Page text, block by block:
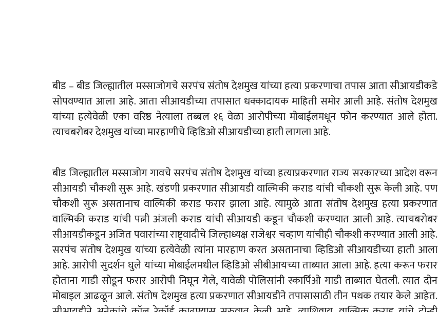
बीड – बीड जिल्ह्यातील मस्साजोगचे सरपंच संतोष देशमुख यांच्या हत्या प्रकरणाचा तपास आता सीआयडीकडे
सोपवण्यात आला आहे. आता सीआयडीच्या तपासात धक्कादायक माहिती समोर आली आहे. संतोष देशमुख
यांच्या हत्येवेळी एका वरिष्ठ नेत्याला तब्बल १६ वेळा आरोपीच्या मोबाईलमधून फोन करण्यात आले होता.
त्याचबरोबर देशमुख यांच्या मारहाणीचे व्हिडिओ सीआयडीच्या हाती लागला आहे.
बीड जिल्ह्यातील मस्साजोग गावचे सरपंच संतोष देशमुख यांच्या हत्याप्रकरणात राज्य सरकारच्या आदेश वरून
सीआयडी चौकशी सुरू आहे. खंडणी प्रकरणात सीआयडी वाल्मिकी कराड यांची चौकशी सुरू केली आहे. पण
चौकशी सुरू असतानाच वाल्मिकी कराड फरार झाला आहे. त्यामुळे आता संतोष देशमुख हत्या प्रकरणात
वाल्मिकी कराड यांची पत्नी अंजली कराड यांची सीआयडी कडून चौकशी करण्यात आली आहे. त्याचबरोबर
सीआयडीकडून अजित पवारांच्या राष्ट्रवादीचे जिल्हाध्यक्ष राजेश्वर चव्हाण यांचीही चौकशी करण्यात आली आहे.
सरपंच संतोष देशमुख यांच्या हत्येवेळी त्यांना मारहाण करत असतानाचा व्हिडिओ सीआयडीच्या हाती आला
आहे. आरोपी सुदर्शन घुले यांच्या मोबाईलमधील व्हिडिओ सीबीआयच्या ताब्यात आला आहे. हत्या करून फरार
होताना गाडी सोडून फरार आरोपी निघून गेले, यावेळी पोलिसांनी स्कार्पिओ गाडी ताब्यात घेतली. त्यात दोन
मोबाइल आढळून आले. संतोष देशमुख हत्या प्रकरणात सीआयडीने तपासासाठी तीन पथक तयार केले आहेत.